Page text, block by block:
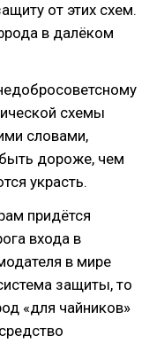
от этих схем.
в далёком
схемы
словами,
дороже, чем
украсть.
придётся
входа в
в мире
защиты, то
«для чайников»